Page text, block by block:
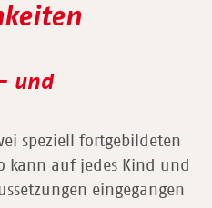
und
speziell fortgebildeten
kann auf jedes Kind und
eingegangen